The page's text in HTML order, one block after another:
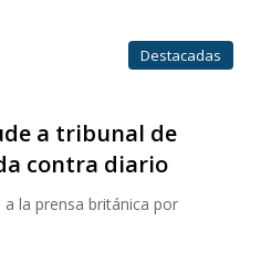
Destacadas
a tribunal de
contra diario
a la prensa británica por